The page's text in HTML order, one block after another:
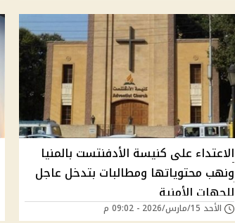
الاعتداء على كنيسة الأدفنتست بالمنيا
ونهب محتوياتها ومطالبات بتدخل عاجل
للجهات الأمنية
الأحد 15/مارس/2026 - 09:02 م